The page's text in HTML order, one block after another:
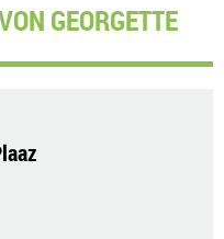
GEORGETTE